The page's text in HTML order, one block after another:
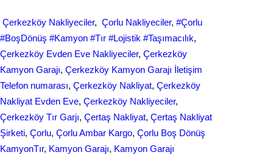
o
o
k
d
I
n
r
e
Çerkezköy Nakliyeciler, Çorlu Nakliyeciler, #Çorlu
#BoşDönüş #Kamyon #Tır #Lojistik #Taşımacılık
Çerkezköy Evden Eve Nakliyeciler, Çerkezköy
Kamyon Garajı, Çerkezköy Kamyon Garajı İletişim
Telefon numarası, Çerkezköy Nakliyat, Çerkezköy
Nakliyat Evden Eve, Çerkezköy Nakliyeciler
Çerkezköy Tır Garjı, Çertaş Nakliyat, Çertaş Nakliyat
Şirketi, Çorlu, Çorlu Ambar Kargo, Çorlu Boş Dönüş
KamyonTır, Kamyon Garajı, Kamyon Garajı